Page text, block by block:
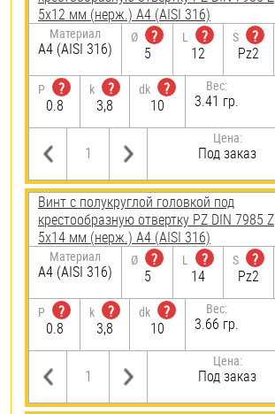
5х12 мм (нерж.) A4 (AISI 316)
Материал
A4 (AISI 316)
Ø
?
5
L
?
12
S
?
Pz2
P
?
0.8
k
?
3,8
dk
?
10
Вес:
3.41 гр.
Цена:
Под заказ
Винт с полукруглой головкой под
крестообразную отвертку PZ DIN 7985 Z
5х14 мм (нерж.) A4 (AISI 316)
Материал
A4 (AISI 316)
Ø
?
5
L
?
14
S
?
Pz2
P
?
0.8
k
?
3,8
dk
?
10
Вес:
3.66 гр.
Цена:
Под заказ